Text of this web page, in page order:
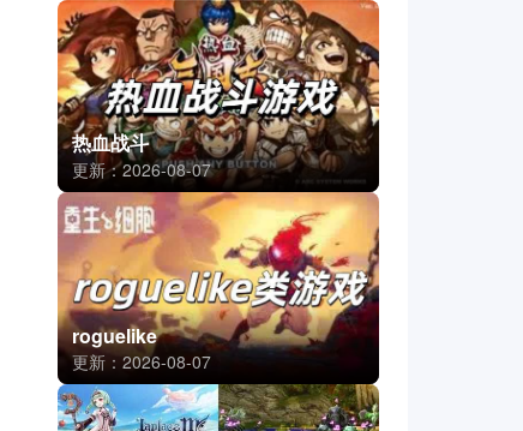
热血战斗
更新：2026-08-07
roguelike
更新：2026-08-07